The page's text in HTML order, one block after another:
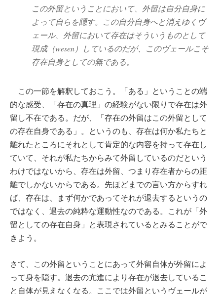
この外留ということにおいて、外留は自分自身に
よって自らを隠す。この自分自身へと消えゆくヴ
ェール、外留において存在はそういうものとして
現成（wesen）しているのだが、このヴェールこそ
存在自身としての無である。
この一節を解釈しておこう。「ある」ということの端
的な感受、「存在の真理」の経験がない限りで存在は外
留し不在である。だが、「存在の外留はこの外留として
の存在自身である」。というのも、存在は何か私たちと
離れたところにそれとして肯定的な内容を持って存在し
ていて、それが私たちからみて外留しているのだという
わけではないから、存在は外留、つまり存在者からの距
離でしかないからである。先ほどまでの言い方からすれ
ば、存在は、まず何かであってそれが退去するというの
ではなく、退去の純粋な運動性なのである。これが「外
留としての存在自身」と表現されているとみることがで
きよう。
さて、この外留ということにあって外留自体が外留によ
って身を隠す。退去の亢進により存在が退去しているこ
と自体が見えなくなる。ここでは外留というヴェールが